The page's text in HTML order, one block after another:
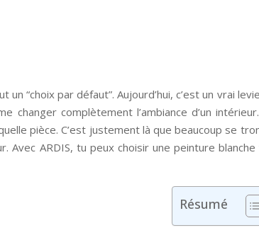
un “choix par défaut”. Aujourd’hui, c’est un vrai
changer complètement l’ambiance d’un
pièce. C’est justement là que beaucoup se
Avec ARDIS, tu peux choisir une peinture
Résumé